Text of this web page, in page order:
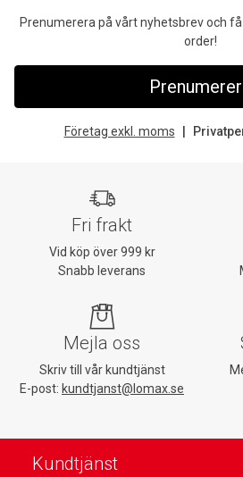
Prenumerera på vårt nyhetsbrev och
order!
Företag exkl. moms
Fri frakt
Vid köp över 999 kr
Snabb leverans
Mejla oss
Skriv till vår kundtjänst
E-post: kundtjanst@lomax.se
Kundtjänst